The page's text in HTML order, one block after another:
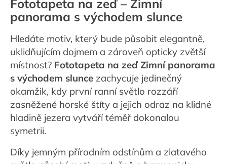
Fototapeta na zeď – Zimní
panorama s východem slunce
Hledáte motiv, který bude působit elegantně,
uklidňujícím dojmem a zároveň opticky zvětší
místnost? Fototapeta na zeď Zimní panorama
s východem slunce zachycuje jedinečný
okamžik, kdy první ranní světlo rozzáří
zasněžené horské štíty a jejich odraz na klidné
hladině jezera vytváří téměř dokonalou
symetrii.
Díky jemným přírodním odstínům a zlatavého